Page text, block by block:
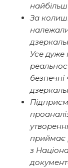
За
Усе дуже
безпечні
приймає
з